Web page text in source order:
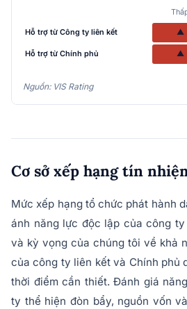
Hỗ trợ từ Công ty liên kết ▲
Hỗ trợ từ Chính phủ ▲
Nguồn: VIS Rating
Cơ sở xếp hạng tín
Mức xếp hạng tổ chức phát hành
ánh năng lực độc lập của công
và kỳ vọng của chúng tôi về khả
của công ty liên kết và Chính phủ
thời điểm cần thiết. Đánh giá
ty thể hiện đòn bẩy, nguồn vốn